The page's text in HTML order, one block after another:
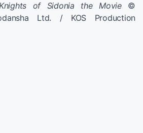
of Sidonia the Movie©
Ltd. / KOS Production